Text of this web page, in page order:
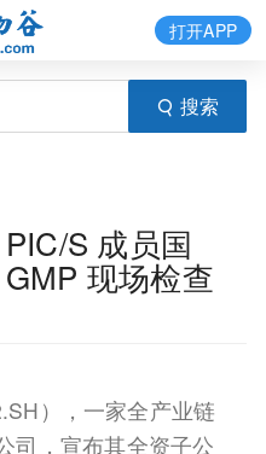
搜索
打开APP
S 成员国
GMP 现场检查
），一家全产业链
司，宣布其全资子公